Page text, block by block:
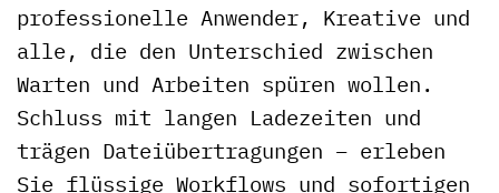
professionelle Anwender, Kreative und
alle, die den Unterschied zwischen
Warten und Arbeiten spüren wollen.
Schluss mit langen Ladezeiten und
trägen Dateiübertragungen – erleben
Sie flüssige Workflows und sofortigen